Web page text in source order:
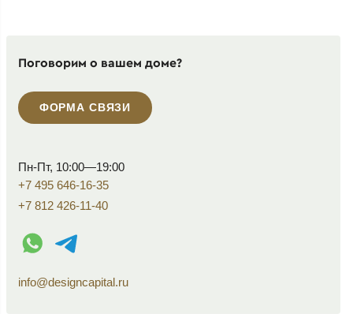
Поговорим о вашем доме?
ФОРМА СВЯЗИ
Пн-Пт, 10:00—19:00
+7 495 646-16-35
+7 812 426-11-40
WhatsApp контакт
Telegram контакт
info@designcapital.ru